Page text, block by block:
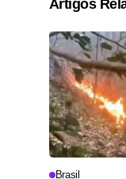
Artigos
Brasil